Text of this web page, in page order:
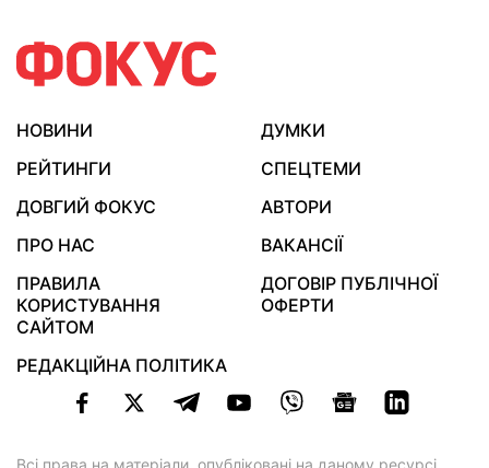
НОВИНИ
ДУМКИ
РЕЙТИНГИ
СПЕЦТЕМИ
ДОВГИЙ ФОКУС
АВТОРИ
ПРО НАС
ВАКАНСІЇ
ПРАВИЛА
КОРИСТУВАННЯ
САЙТОМ
ДОГОВІР ПУБЛІЧНОЇ
ОФЕРТИ
РЕДАКЦІЙНА ПОЛІТИКА
Всі права на матеріали, опубліковані на даному ресурсі,